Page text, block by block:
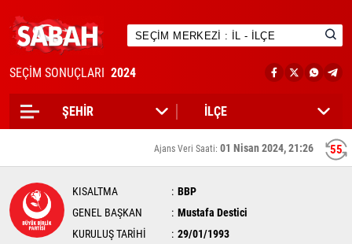
SEÇİM SONUÇLARI 2024
55
Ajans Veri Saati: 01 Nisan 2024, 21:26
KISALTMA
BBP
GENEL BAŞKAN
Mustafa Destici
KURULUŞ TARİHİ
29/01/1993